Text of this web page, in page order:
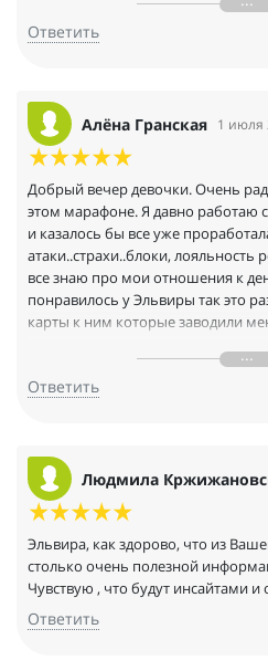
приходят или уходят, и что это все
внутреннего состояния и
марафоне показался "Разговор с
передала мою вечно
из того что есть. А последняя дала
мнению денег, мне надо сделать,
остались. Она отражает так
планирование и даже мечты, в
придет! Эльвира, благодарю за
процессе!
Ответить
Алёна Гранская 1 июля
Добрый вечер девочки. Очень
этом марафоне. Я давно работаю
и казалось бы все уже
атаки..страхи..блоки, лояльность
все знаю про мои отношения к
понравилось у Эльвиры так это
карты к ним которые заводили
неожиданные для меня открытия
себе помочь в реализации
даже для уже продвинутых и
Желаю всем достичь своих высот
страхи и убеждения. Мы этого
Да будет так!!
Ответить
Людмила
Эльвира, как здорово, что из
столько очень полезной
Чувствую , что будут инсайтами и
Ответить